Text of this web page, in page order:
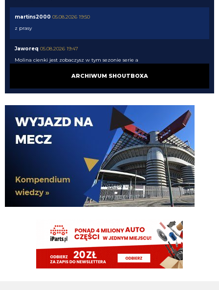
martins2000 05.08.2026 19:50
z prasy
Jaworeq 05.08.2026 19:47
Molina cienki jest zobaczysz w tym sezonie serie a
Ausilio jak pytał o Molinę to 30 chcieli
timon 05.08.2026 19:44
Zarobkami wyszloby podobnie
timon 05.08.2026 19:44
Molina niby za 13mln plus 4 bonusy. Jak mialbym te 40mln to wolalbym za
to wziac dwojke Lucumi- Molina i mamy kadre gotową
05.08.2026 19:42
Ostatnie dwa sezony połowę opuścił, wcześniej grał prawie wszystko, o
dziwo w pl ostatnie 4 sezony tylko 2 czerwone...a niby taka nagonka ile to
ARCHIWUM SHOUTBOXA